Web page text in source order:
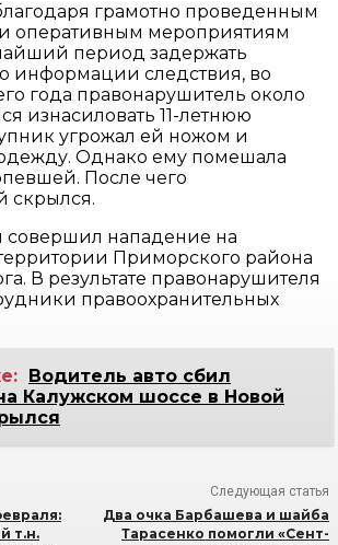
грамотно проведенным
оперативным мероприятиям
период задержать
информации следствия, во
года правонарушитель около
изнасиловать 11-летнюю
угрожал ей ножом и
одежду. Однако ему помешала
После чего
скрылся.
совершил нападение на
Приморского района
В результате правонарушителя
правоохранительных
Водитель авто сбил
Калужском шоссе в Новой
т.н.
Следующая статья
Два очка Барбашева и шайба
Тарасенко помогли «Сент-